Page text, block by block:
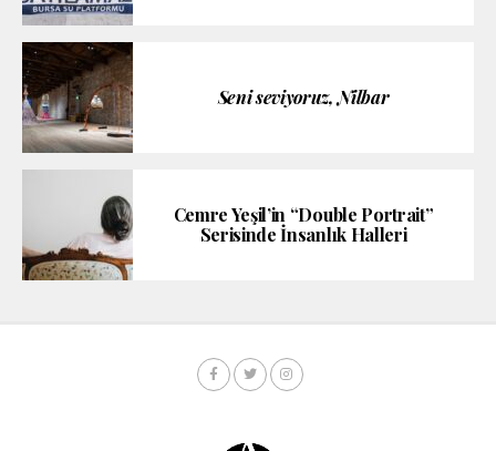
Seni seviyoruz, Nilbar
Cemre Yeşil’in “Double Portrait”
Serisinde İnsanlık Halleri